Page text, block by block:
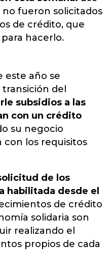
fueron solicitados
de crédito, que
hacerlo.
este año se
del
subsidios a las
con un crédito
su negocio
los requisitos
de los
habilitada desde el
de crédito
solidaria son
realizando el
propios de cada